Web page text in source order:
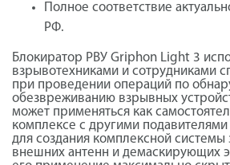
Полное соответствие
РФ.
Блокиратор РВУ Griphon Light 3
взрывотехниками и сотрудниками
при проведении операций по
обезвреживанию взрывных
может применяться как
комплексе с другими подавителями
для создания комплексной системы
внешних антенн и демаскирующих